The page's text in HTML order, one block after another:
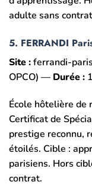
adulte sans
5. FERRANDI
Site :ferrandi-
OPCO) — Durée :
École hôtelière de
Certificat de
prestige reconnu,
étoilés. Cible :
parisiens. Hors
contrat.